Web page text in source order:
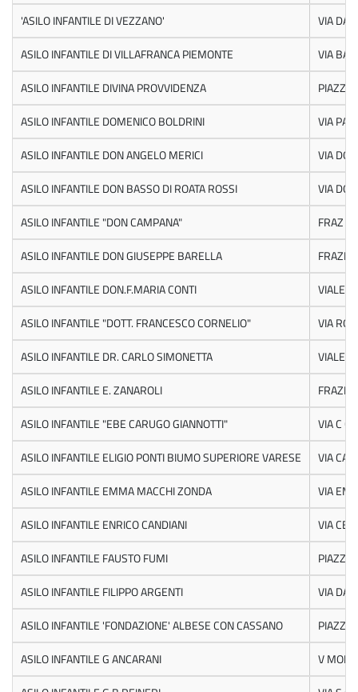
'ASILO INFANTILE DI VEZZANO'
VIA
ASILO INFANTILE DI VILLAFRANCA PIEMONTE
VIA
ASILO INFANTILE DIVINA PROVVIDENZA
PIAZZA
ASILO INFANTILE DOMENICO BOLDRINI
VIA
ASILO INFANTILE DON ANGELO MERICI
VIA
ASILO INFANTILE DON BASSO DI ROATA ROSSI
VIA
ASILO INFANTILE "DON CAMPANA"
FRAZ
ASILO INFANTILE DON GIUSEPPE BARELLA
ASILO INFANTILE DON.F.MARIA CONTI
VIALE
ASILO INFANTILE "DOTT. FRANCESCO CORNELIO"
VIA
ASILO INFANTILE DR. CARLO SIMONETTA
VIALE
ASILO INFANTILE E. ZANAROLI
ASILO INFANTILE "EBE CARUGO GIANNOTTI"
VIA C
ASILO INFANTILE ELIGIO PONTI BIUMO SUPERIORE VARESE
VIA
ASILO INFANTILE EMMA MACCHI ZONDA
VIA
ASILO INFANTILE ENRICO CANDIANI
VIA
ASILO INFANTILE FAUSTO FUMI
PIAZZA
ASILO INFANTILE FILIPPO ARGENTI
VIA
ASILO INFANTILE 'FONDAZIONE' ALBESE CON CASSANO
PIAZZA
ASILO INFANTILE G ANCARANI
V